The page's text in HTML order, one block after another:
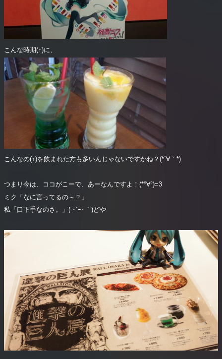
こんな時期(↑)に、
こんなの(↑)を飲まれた方も多いんじゃないですかね？(*´∀｀*)
つまり今は、ココがこーで、あーなんですよ！(*°∀°)=3
ミク「なに言ってるの～？」
私「口下手なのさ。」( ･´ｰ･｀)どや